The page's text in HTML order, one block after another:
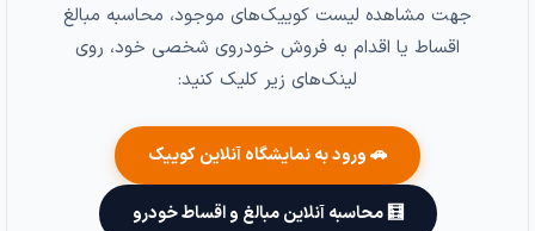
جهت مشاهده لیست کوییک‌های موجود، محاسبه مبالغ
اقساط یا اقدام به فروش خودروی شخصی خود، روی
لینک‌های زیر کلیک کنید:
🚗 ورود به نمایشگاه آنلاین کوییک
🧮 محاسبه آنلاین مبالغ و اقساط خودرو